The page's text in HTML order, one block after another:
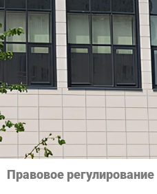
Правовое регулирование